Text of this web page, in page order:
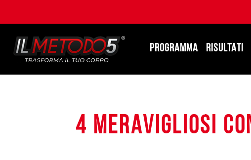
PROGRAMMA RISULTATI
4 Meravigliosi